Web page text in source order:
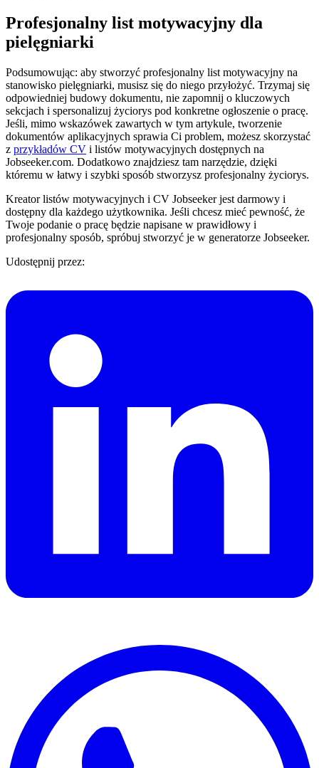
Profesjonalny list motywacyjny dla
pielęgniarki
Podsumowując: aby stworzyć profesjonalny list motywacyjny na
stanowisko pielęgniarki, musisz się do niego przyłożyć. Trzymaj się
odpowiedniej budowy dokumentu, nie zapomnij o kluczowych
sekcjach i spersonalizuj życiorys pod konkretne ogłoszenie o pracę.
Jeśli, mimo wskazówek zawartych w tym artykule, tworzenie
dokumentów aplikacyjnych sprawia Ci problem, możesz skorzystać
z przykładów CV i listów motywacyjnych dostępnych na
Jobseeker.com. Dodatkowo znajdziesz tam narzędzie, dzięki
któremu w łatwy i szybki sposób stworzysz profesjonalny życiorys.
Kreator listów motywacyjnych i CV Jobseeker jest darmowy i
dostępny dla każdego użytkownika. Jeśli chcesz mieć pewność, że
Twoje podanie o pracę będzie napisane w prawidłowy i
profesjonalny sposób, spróbuj stworzyć je w generatorze Jobseeker.
Udostępnij przez: